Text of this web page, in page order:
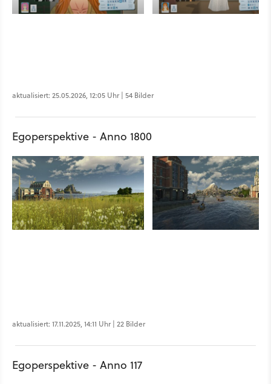
aktualisiert: 25.05.2026, 12:05 Uhr | 54 Bilder
Egoperspektive - Anno 1800
aktualisiert: 17.11.2025, 14:11 Uhr | 22 Bilder
Egoperspektive - Anno 117